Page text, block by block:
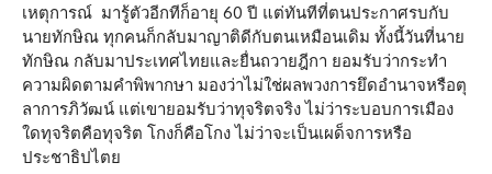
เหตุการณ์ มารู้ตัวอีกทีก็อายุ 60 ปี แต่ทันทีที่ตนประกาศรบกับ
นายทักษิณ ทุกคนก็กลับมาญาติดีกับตนเหมือนเดิม ทั้งนี้วันที่นาย
ทักษิณ กลับมาประเทศไทยและยื่นถวายฎีกา ยอมรับว่ากระทำ
ความผิดตามคำพิพากษา มองว่าไม่ใช่ผลพวงการยึดอำนาจหรือตุ
ลาการภิวัฒน์ แต่เขายอมรับว่าทุจริตจริง ไม่ว่าระบอบการเมือง
ใดทุจริตคือทุจริต โกงก็คือโกง ไม่ว่าจะเป็นเผด็จการหรือ
ประชาธิปไตย